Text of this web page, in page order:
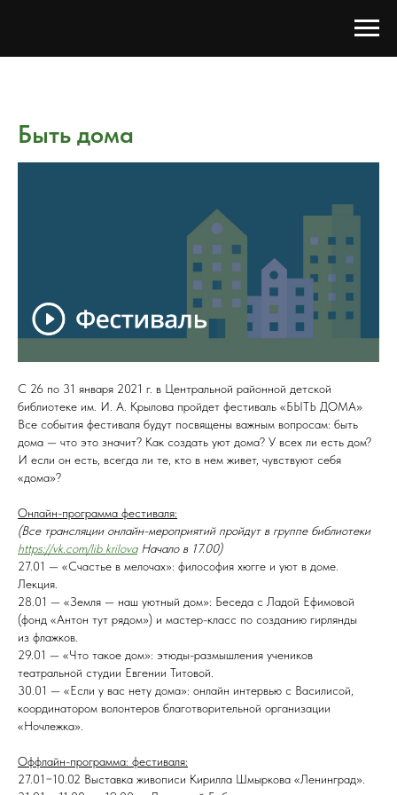
Быть дома
С 26 по 31 января 2021 г. в Центральной районной детской
библиотеке им. И. А. Крылова пройдет фестиваль «БЫТЬ ДОМА»
Все события фестиваля будут посвящены важным вопросам: быть
дома — что это значит? Как создать уют дома? У всех ли есть дом?
И если он есть, всегда ли те, кто в нем живет, чувствуют себя
«дома»?
Онлайн-программа фестиваля:
(Все трансляции онлайн-мероприятий пройдут в группе библиотеки
https://vk.com/lib_krilovaНачало в 17.00)
27.01 — «Счастье в мелочах»: философия хюгге и уют в доме.
Лекция.
28.01 — «Земля — наш уютный дом»: Беседа с Ладой Ефимовой
(фонд «Антон тут рядом») и мастер-класс по созданию гирлянды
из флажков.
29.01 — «Что такое дом»: этюды-размышления учеников
театральной студии Евгении Титовой.
30.01 — «Если у вас нету дома»: онлайн интервью с Василисой,
координатором волонтеров благотворительной организации
«Ночлежка».
Оффлайн-программа: фестиваля:
27.01−10.02 Выставка живописи Кирилла Шмыркова «Ленинград».